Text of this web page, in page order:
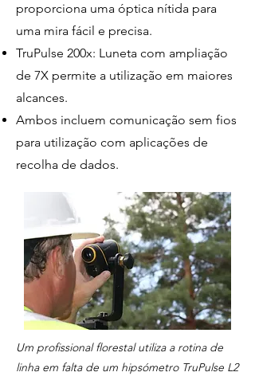
proporciona uma óptica nítida para
uma mira fácil e precisa.
TruPulse 200x: Luneta com ampliação
de 7X permite a utilização em maiores
alcances.
Ambos incluem comunicação sem fios
para utilização com aplicações de
recolha de dados.
Um profissional florestal utiliza a rotina de
linha em falta de um hipsómetro TruPulse L2